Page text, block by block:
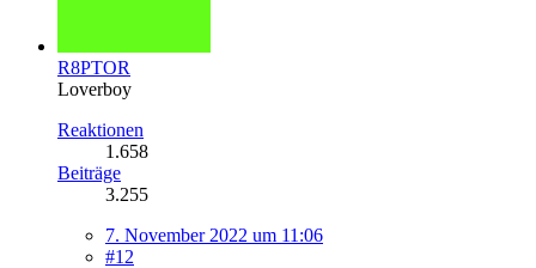
R8PTOR
Loverboy
Reaktionen
1.658
Beiträge
3.255
7. November 2022 um 11:06
#12